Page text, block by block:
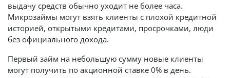
выдачу средств обычно уходит не более часа.
Микрозаймы могут взять клиенты с плохой кредитной
историей, открытыми кредитами, просрочками, люди
без официального дохода.
Первый займ на небольшую сумму новые клиенты
могут получить по акционной ставке 0% в день.